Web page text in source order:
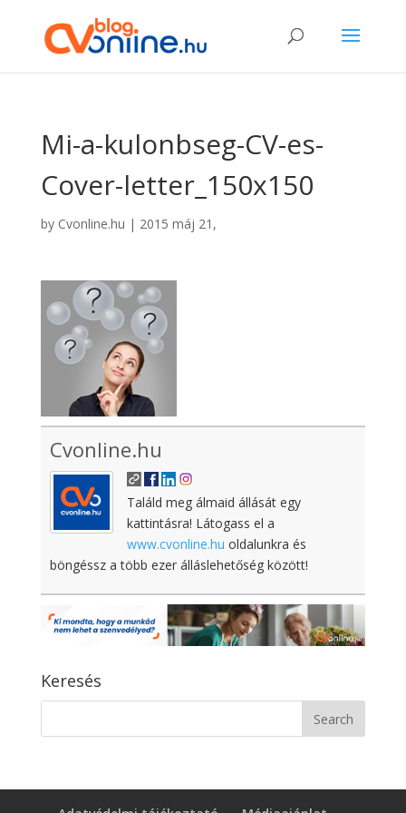
Mi-a-kulonbseg-CV-es-
Cover-letter_150x150
by Cvonline.hu | 2015 máj 21,
Cvonline.hu
Találd meg álmaid állását egy
kattintásra! Látogass el a
www.cvonline.hu oldalunkra és
böngéssz a több ezer álláslehetőség között!
Keresés